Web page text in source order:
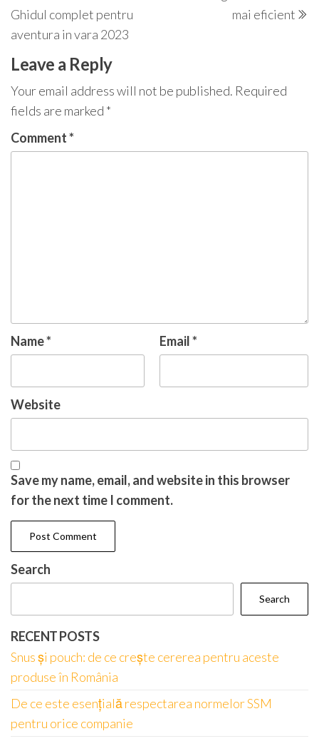
Ghidul complet pentru
aventura in vara 2023
mai eficient
Leave a Reply
Your email address will not be published. Required
fields are marked *
Comment*
Name* Email*
Website
Save my name, email, and website in this browser
for the next time I comment.
Search
Search
RECENT POSTS
Snus și pouch: de ce crește cererea pentru aceste
produse în România
De ce este esențială respectarea normelor SSM
pentru orice companie